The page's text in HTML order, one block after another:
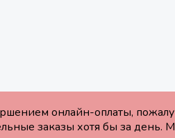
онлайн-оплаты,
заказы хотя бы за